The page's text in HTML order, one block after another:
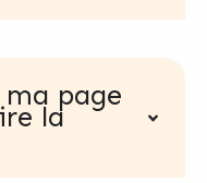
page
la